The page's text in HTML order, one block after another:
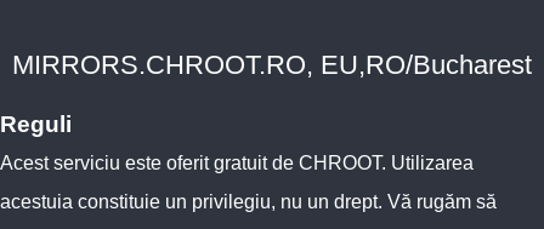
MIRRORS.CHROOT.RO, EU,RO/Bucharest
Reguli
Acest serviciu este oferit gratuit de CHROOT. Utilizarea
acestuia constituie un privilegiu, nu un drept. Vă rugăm să